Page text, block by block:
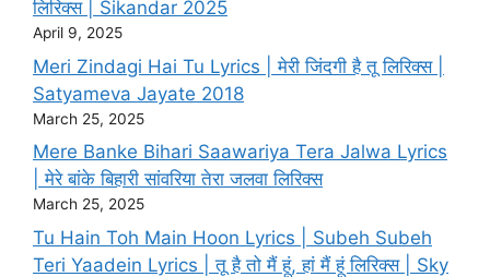
लिरिक्स | Sikandar 2025
April 9, 2025
Meri Zindagi Hai Tu Lyrics | मेरी जिंदगी है तू लिरिक्स |
Satyameva Jayate 2018
March 25, 2025
Mere Banke Bihari Saawariya Tera Jalwa Lyrics
| मेरे बांके बिहारी सांवरिया तेरा जलवा लिरिक्स
March 25, 2025
Tu Hain Toh Main Hoon Lyrics | Subeh Subeh
Teri Yaadein Lyrics | तू है तो मैं हूं, हां मैं हूं लिरिक्स | Sky